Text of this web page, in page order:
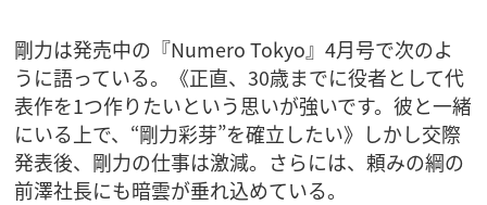
剛力は発売中の『Numero Tokyo』4月号で次のよ
うに語っている。《正直、30歳までに役者として代
表作を1つ作りたいという思いが強いです。彼と一緒
にいる上で、“剛力彩芽”を確立したい》しかし交際
発表後、剛力の仕事は激減。さらには、頼みの綱の
前澤社長にも暗雲が垂れ込めている。